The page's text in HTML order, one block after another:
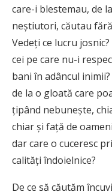
care-i blestemau, de
neştiutori, căutau
Vedeţi ce lucru
cei pe care nu-i
bani în adâncul
de la o gloată care
ţipând nebuneşte,
chiar şi faţă de
dar care o cuceresc
calităţi îndoielnice?
De ce să căutăm